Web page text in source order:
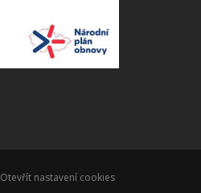
Otevřít nastavení cookies